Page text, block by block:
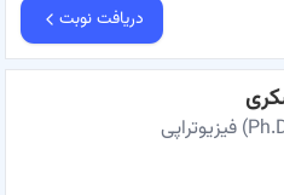
دریافت نوبت